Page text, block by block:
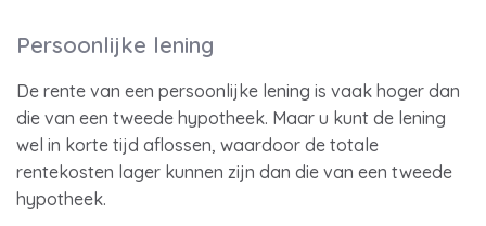
Persoonlijke lening
De rente van een persoonlijke lening is vaak hoger dan
die van een tweede hypotheek. Maar u kunt de lening
wel in korte tijd aflossen, waardoor de totale
rentekosten lager kunnen zijn dan die van een tweede
hypotheek.